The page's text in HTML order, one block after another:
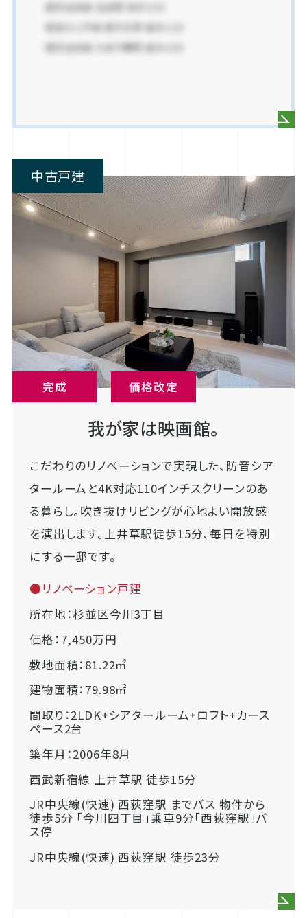
中古戸建
完成 価格改定
我が家は映画館。
こだわりのリノベーションで実現した、防音シア
タールームと4K対応110インチスクリーンのあ
る暮らし。吹き抜けリビングが心地よい開放感
を演出します。上井草駅徒歩15分、毎日を特別
にする一邸です。
●リノベーション戸建
所在地：杉並区今川3丁目
価格：7,450万円
敷地面積：81.22㎡
建物面積：79.98㎡
間取り：2LDK+シアタールーム+ロフト+カース
ペース2台
築年月：2006年8月
西武新宿線 上井草駅 徒歩15分
JR中央線(快速) 西荻窪駅 までバス 物件から
徒歩5分 「今川四丁目」乗車9分「西荻窪駅」バ
ス停
JR中央線(快速) 西荻窪駅 徒歩23分